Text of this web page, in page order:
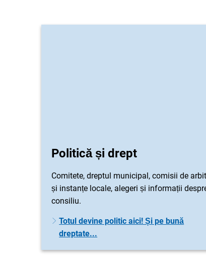
Politică și drept
Comitete, dreptul municipal, comisii de
și instanțe locale, alegeri și informații
consiliu.
Totul devine politic aici! Și pe bună
dreptate...